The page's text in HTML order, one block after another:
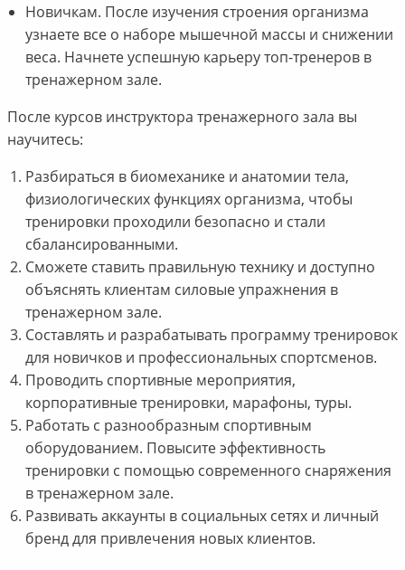
Новичкам. После изучения строения организма
узнаете все о наборе мышечной массы и снижении
веса. Начнете успешную карьеру топ-тренеров в
тренажерном зале.
После курсов инструктора тренажерного зала вы
научитесь:
Разбираться в биомеханике и анатомии тела,
физиологических функциях организма, чтобы
тренировки проходили безопасно и стали
сбалансированными.
Сможете ставить правильную технику и доступно
объяснять клиентам силовые упражнения в
тренажерном зале.
Составлять и разрабатывать программу тренировок
для новичков и профессиональных спортсменов.
Проводить спортивные мероприятия,
корпоративные тренировки, марафоны, туры.
Работать с разнообразным спортивным
оборудованием. Повысите эффективность
тренировки с помощью современного снаряжения
в тренажерном зале.
Развивать аккаунты в социальных сетях и личный
бренд для привлечения новых клиентов.